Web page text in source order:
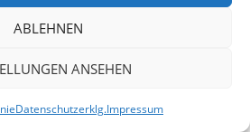
ABLEHNEN
ANSEHEN
Datenschutzerklg.Impressum
voller Pracht
Mond zum
Fenster rein –
zu einem Stern: